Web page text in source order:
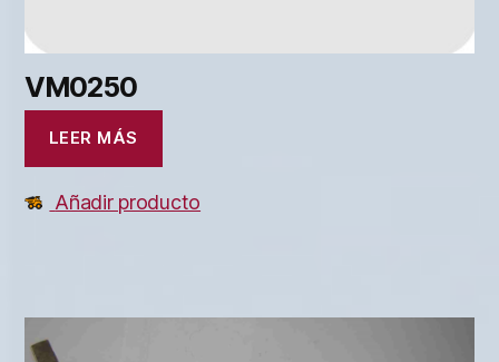
VM0250
LEER MÁS
Añadir producto